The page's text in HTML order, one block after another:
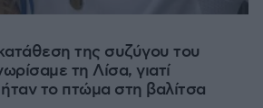
της συζύγου του
τη Λίσα, γιατί
το πτώμα στη βαλίτσα